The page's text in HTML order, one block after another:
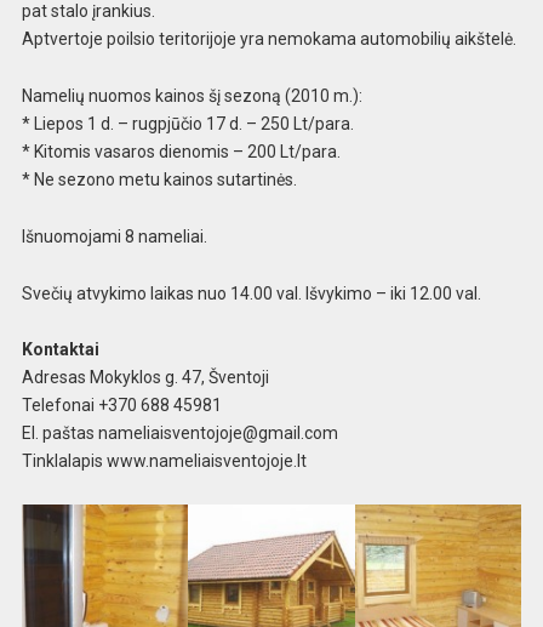
pat stalo įrankius.
Aptvertoje poilsio teritorijoje yra nemokama automobilių aikštelė.
Namelių nuomos kainos šį sezoną (2010 m.):
* Liepos 1 d. – rugpjūčio 17 d. – 250 Lt/para.
* Kitomis vasaros dienomis – 200 Lt/para.
* Ne sezono metu kainos sutartinės.
Išnuomojami 8 nameliai.
Svečių atvykimo laikas nuo 14.00 val. Išvykimo – iki 12.00 val.
Kontaktai
Adresas Mokyklos g. 47, Šventoji
Telefonai +370 688 45981
El. paštas nameliaisventojoje@gmail.com
Tinklalapis www.nameliaisventojoje.lt